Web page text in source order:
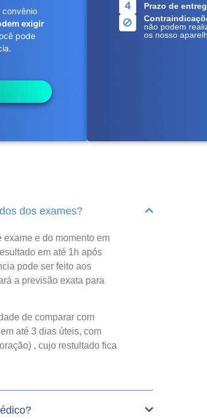
convênio
exigir
pode
Prazo de
não podem
os nosso
dos exames?
e do momento em
em até 1h após
pode ser feito aos
a previsão exata para
de comparar com
até 3 dias úteis, com
, cujo restultado fica